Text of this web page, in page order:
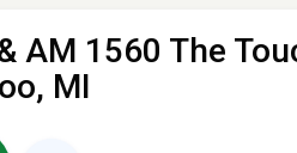
AM 1560 The
MI